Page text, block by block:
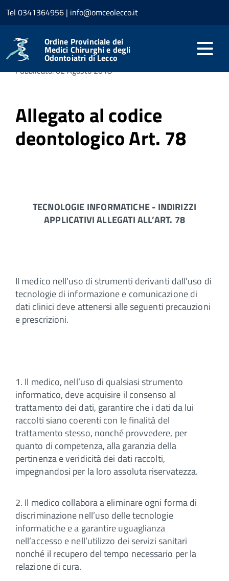
Tel 0341364956 | info@omceolecco.it
Ordine Provinciale dei
Medici Chirurghi e degli
Odontoiatri di Lecco
Home Ordine Il Codice Deontologico
Pubblicato: 02 Agosto 2018
Allegato al codice
deontologico Art. 78
TECNOLOGIE INFORMATICHE - INDIRIZZI
APPLICATIVI ALLEGATI ALL’ART. 78
Il medico nell’uso di strumenti derivanti dall’uso di
tecnologie di informazione e comunicazione di
dati clinici deve attenersi alle seguenti precauzioni
e prescrizioni.
1. Il medico, nell’uso di qualsiasi strumento
informatico, deve acquisire il consenso al
trattamento dei dati, garantire che i dati da lui
raccolti siano coerenti con le finalità del
trattamento stesso, nonché provvedere, per
quanto di competenza, alla garanzia della
pertinenza e veridicità dei dati raccolti,
impegnandosi per la loro assoluta riservatezza.
2. Il medico collabora a eliminare ogni forma di
discriminazione nell’uso delle tecnologie
informatiche e a garantire uguaglianza
nell’accesso e nell’utilizzo dei servizi sanitari
nonché il recupero del tempo necessario per la
relazione di cura.